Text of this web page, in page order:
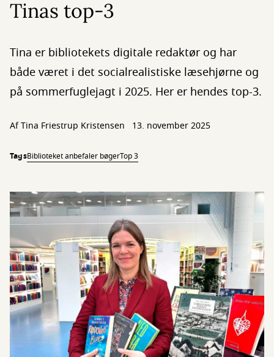
Tinas top-3
Tina er bibliotekets digitale redaktør og har
både været i det socialrealistiske læsehjørne og
på sommerfuglejagt i 2025. Her er hendes top-3.
Af Tina Friestrup Kristensen 13. november 2025
TagsBiblioteket anbefaler bøgerTop 3